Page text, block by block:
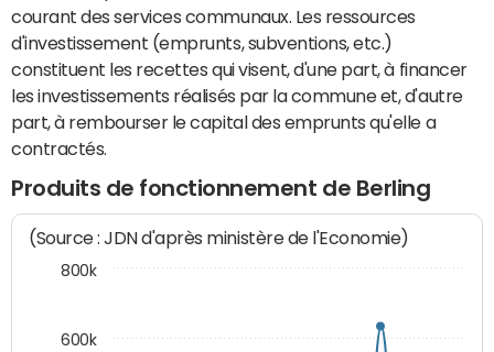
courant des services communaux. Les ressources
d'investissement (emprunts, subventions, etc.)
constituent les recettes qui visent, d'une part, à financer
les investissements réalisés par la commune et, d'autre
part, à rembourser le capital des emprunts qu'elle a
contractés.
Produits de fonctionnement de Berling
(Source : JDN d'après ministère de l'Economie)
600k
800k